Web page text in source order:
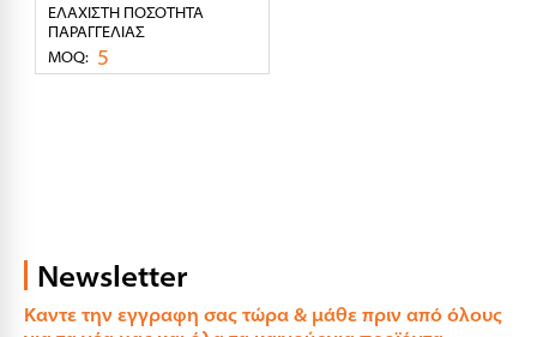
ΕΛΆΧΙΣΤΗ ΠΟΣΌΤΗΤΑ
ΠΑΡΑΓΓΕΛΊΑΣ
MOQ: 5
Newsletter
Καντε την εγγραφη σας τώρα & μάθε πριν από όλους